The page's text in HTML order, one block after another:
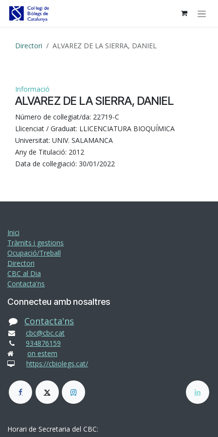
Skip to Content
Directori ALVAREZ DE LA SIERRA, DANIEL
Informació
ALVAREZ DE LA SIERRA, DANIEL
Número de col·legiat/da: 22719-C
Llicenciat / Graduat: LLICENCIATURA BIOQUÍMICA
Universitat: UNIV. SALAMANCA
Any de Titulació: 2012
Data de col·legiació: 30/01/2022
Inici
Tràmits i gestions
Ocupació/Treball
Directori
CBC al Dia
Contacta'ns
Connecteu amb nosaltres
Contacta'ns
cbc@cbc.cat
934876159
on estem
https://cbiolegs.cat/
Horari de Secretaria del CBC: